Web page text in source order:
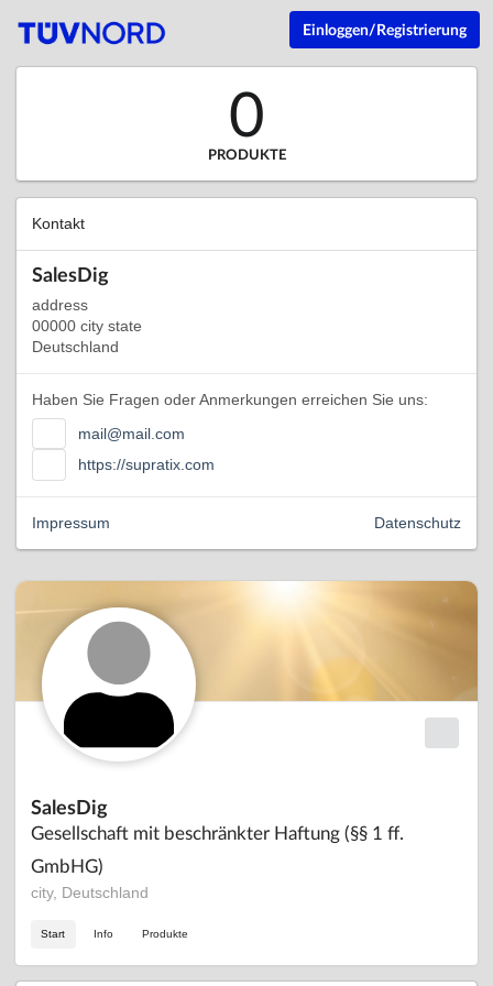
Einloggen/Registrierung
SalesDig
Gesellschaft mit beschränkter Haftung (§§ 1 ff.
GmbHG)
city, Deutschland
Start Info Produkte
0
PRODUKTE
Kontakt
SalesDig
address
00000 city state
Deutschland
Haben Sie Fragen oder Anmerkungen erreichen Sie uns:
mail@mail.com
https://supratix.com
Datenschutz
Impressum